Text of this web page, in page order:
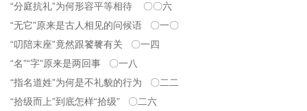
“分庭抗礼”为何形容平等相待 〇〇六
“无它”原来是古人相见的问候语 〇一〇
“叨陪末座”竟然跟饕餮有关 〇一四
“名”“字”原来是两回事 〇一八
“指名道姓”为何是不礼貌的行为 〇二二
“拾级而上”到底怎样“拾级” 〇二六